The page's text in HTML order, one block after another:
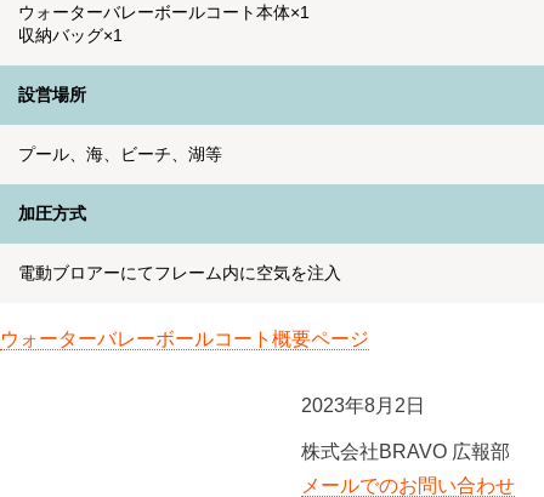
ウォーターバレーボールコート本体×1
収納バッグ×1
設営場所
プール、海、ビーチ、湖等
加圧方式
電動ブロアーにてフレーム内に空気を注入
ウォーターバレーボールコート概要ページ
2023年8月2日
株式会社BRAVO 広報部
メールでのお問い合わせ